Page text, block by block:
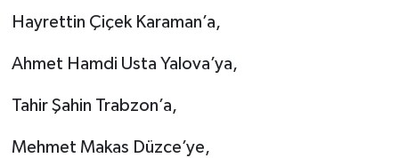
Hayrettin Çiçek Karaman’a,
Ahmet Hamdi Usta Yalova’ya,
Tahir Şahin Trabzon’a,
Mehmet Makas Düzce’ye,